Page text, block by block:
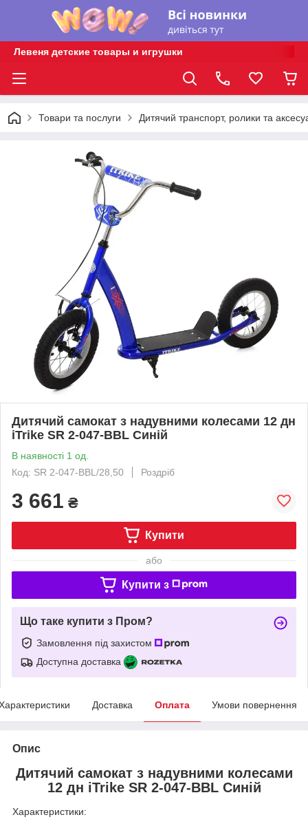
Левеня детские товары и игрушки
Товари та послуги Дитячий транспорт, ролики та
Дитячий самокат з надувними колесами 12 дн
iTrike SR 2-047-BBL Синій
В наявності 1 од.
Код: SR 2-047-BBL/28,50
Роздріб
3 661 ₴
Купити
або
Купити з
Що таке купити з Пром?
Замовлення під захистом
Доступна доставка
Доставка Оплата Умови повернення
Опис
Дитячий самокат з надувними колесами
12 дн iTrike SR 2-047-BBL Синій
Характеристики: